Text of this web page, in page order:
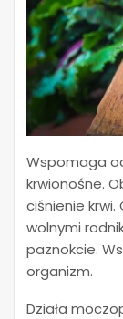
Wspomaga
krwionośne.
ciśnienie krwi.
wolnymi
paznokcie.
organizm.
Działa